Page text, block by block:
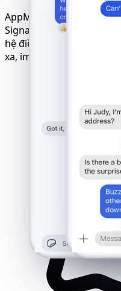
AppMessenger Tracker
Signal trên mọi thiết bị
hệ điều hành hay thẻ
xa, im lặng và tương thích